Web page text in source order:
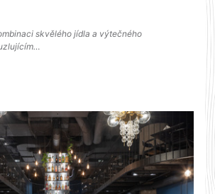
skvělého jídla a výtečného